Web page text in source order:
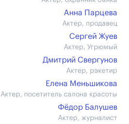
Анна Парцева
Актер, продавец
Сергей Жуев
Актер, Угрюмый
Дмитрий Свергунов
Актер, рэкетир
Елена Меньшикова
Актер, посетитель салона красоты
Фёдор Балушев
Актер, журналист